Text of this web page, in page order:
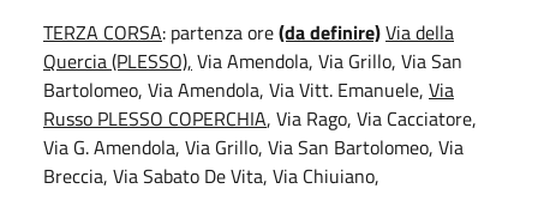
TERZA CORSA: partenza ore(da definire)Via della
Quercia (PLESSO), Via Amendola, Via Grillo, Via San
Bartolomeo, Via Amendola, Via Vitt. Emanuele, Via
Russo PLESSO COPERCHIA, Via Rago, Via Cacciatore,
Via G. Amendola, Via Grillo, Via San Bartolomeo, Via
Breccia, Via Sabato De Vita, Via Chiuiano,